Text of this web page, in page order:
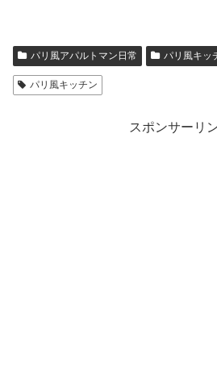
パリ風アパルトマン日常 パリ風キッ
パリ風キッチン
スポンサーリ